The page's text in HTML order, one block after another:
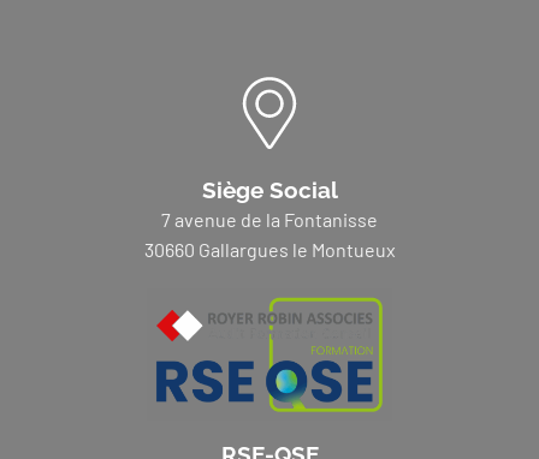
Siège Social
7 avenue de la Fontanisse
30660 Gallargues le Montueux